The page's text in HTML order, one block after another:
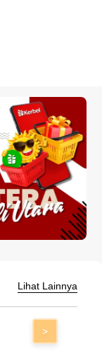
Lihat Lainnya
>